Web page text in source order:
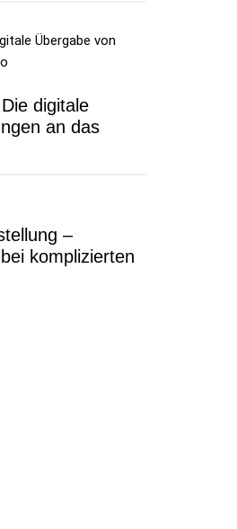
digitale
an das
–
komplizierten